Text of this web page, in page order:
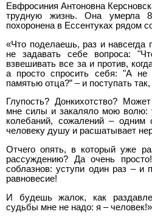
Евфросиния Антоновна
трудную жизнь. Она умерла
похоронена в Ессентуках рядом
«Что поделаешь, раз и навсегда
не задавать себе вопроса:
взвешивать все за и против,
а просто спросить себя: "А
памятью отца?” – и поступать
Глупость? Донкихотство?
мне силы и закаляло мою волю:
колебаний, сожалений – одним
человеку душу и расшатывает
Отчего опять, в который уже
рассуждению? Да очень
соблазнов: уступи один раз – и
равновесие!
И будешь жалок, как
судьбы мне не надо: я –